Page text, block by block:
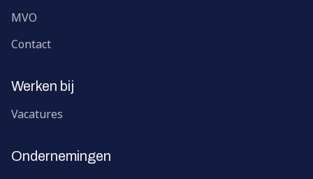
MVO
Contact
Werken bij
Vacatures
Ondernemingen